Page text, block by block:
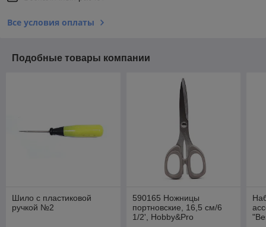
Все условия оплаты
Подобные товары компании
Шило с пластиковой
ручкой №2
590165 Ножницы
портновские, 16,5 см/6
1/2', Hobby&Pro